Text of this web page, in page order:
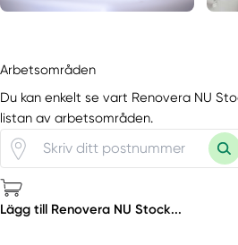
Arbetsområden
Du kan enkelt se vart Renovera NU
listan av arbetsområden.
Lägg till Renovera NU Stock...